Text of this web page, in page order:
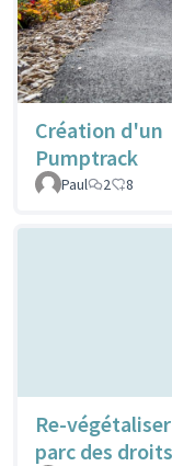
Création d'un
Pumptrack
Paul
2 8
Re-
parc des